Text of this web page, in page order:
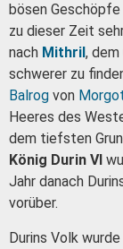
bösen
zu dieser Zeit
nach Mithril ,
schwerer zu
Balrog von
Heeres des
dem tiefsten
König Durin VI
Jahr danach
vorüber.
Durins Volk